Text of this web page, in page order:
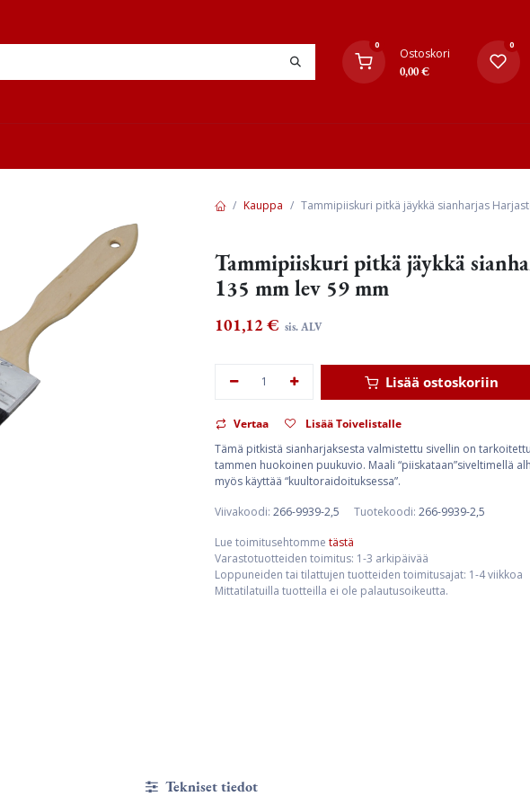
0
Ostoskori
0,00€
0
Kauppa Tammipiiskuri pitkä jäykkä sianharjas
Tammipiiskuri pitkä jäykkä
135 mm lev 59 mm
101,12€ sis. ALV
Lisää ostoskoriin
Vertaa
Lisää Toivelistalle
Tämä pitkistä sianharjaksesta valmistettu sivellin on
tammen huokoinen puukuvio. Maali “piiskataan”siveltimellä
myös käyttää “kuultoraidoituksessa”.
Viivakoodi: 266-9939-2,5 Tuotekoodi: 266-9939-2,5
Lue toimitusehtomme tästä
Varastotuotteiden toimitus: 1-3 arkipäivää
Loppuneiden tai tilattujen tuotteiden toimitusajat: 1-4 viikkoa
Mittatilatuilla tuotteilla ei ole palautusoikeutta.
Tekniset tiedot